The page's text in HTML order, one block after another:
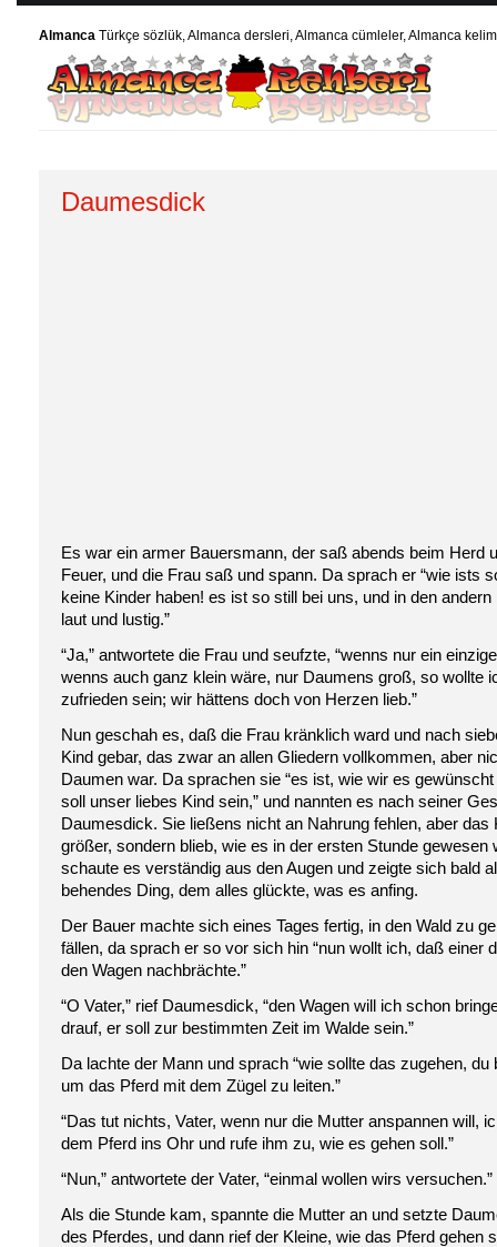
Almanca Türkçe sözlük, Almanca dersleri, Almanca cümleler, Almanca
Daumesdick
Es war ein armer Bauersmann, der saß abends beim Herd
Feuer, und die Frau saß und spann. Da sprach er “wie ists
keine Kinder haben! es ist so still bei uns, und in den
laut und lustig.”
“Ja,” antwortete die Frau und seufzte, “wenns nur ein
wenns auch ganz klein wäre, nur Daumens groß, so wollte
zufrieden sein; wir hättens doch von Herzen lieb.”
Nun geschah es, daß die Frau kränklich ward und nach
Kind gebar, das zwar an allen Gliedern vollkommen, aber
Daumen war. Da sprachen sie “es ist, wie wir es
soll unser liebes Kind sein,” und nannten es nach seiner
Daumesdick. Sie ließens nicht an Nahrung fehlen, aber das
größer, sondern blieb, wie es in der ersten Stunde gewesen
schaute es verständig aus den Augen und zeigte sich bald
behendes Ding, dem alles glückte, was es anfing.
Der Bauer machte sich eines Tages fertig, in den Wald zu
fällen, da sprach er so vor sich hin “nun wollt ich, daß einer
den Wagen nachbrächte.”
“O Vater,” rief Daumesdick, “den Wagen will ich schon
drauf, er soll zur bestimmten Zeit im Walde sein.”
Da lachte der Mann und sprach “wie sollte das zugehen, du
um das Pferd mit dem Zügel zu leiten.”
“Das tut nichts, Vater, wenn nur die Mutter anspannen will,
dem Pferd ins Ohr und rufe ihm zu, wie es gehen soll.”
“Nun,” antwortete der Vater, “einmal wollen wirs versuchen.”
Als die Stunde kam, spannte die Mutter an und setzte
des Pferdes, und dann rief der Kleine, wie das Pferd gehen